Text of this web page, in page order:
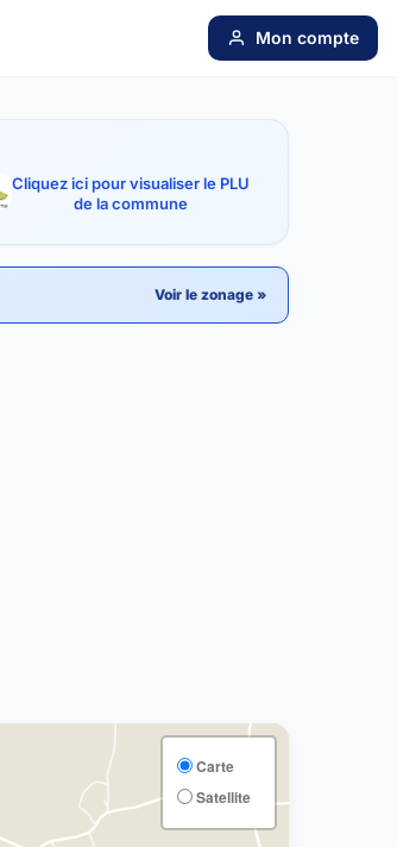
Mon compte
Cliquez ici pour visualiser le PLU
de la commune
Voir le zonage »
Carte
Satellite